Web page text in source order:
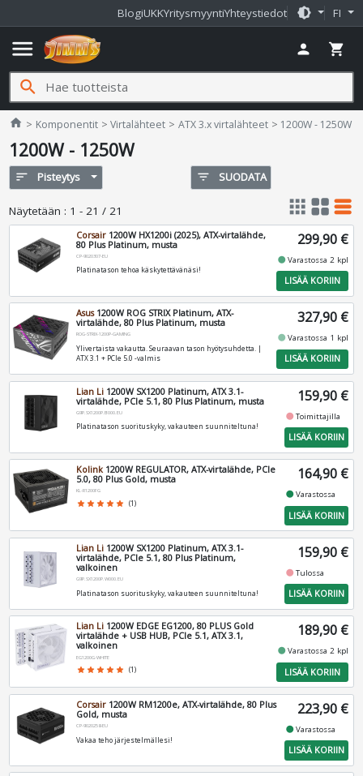
BlogiUKKYritysmyyntiYhteystiedot brightness_medium FI
menu person shopping_cart
search
home Jimms.fi
Komponentit Virtalähteet ATX 3.x virtalähteet 1200W - 1250W
1200W - 1250W
sort Pisteytys filter_list SUODATA
Näytetään : 1 - 21 / 21 apps grid_view table_rows
Corsair 1200W HX1200i (2025), ATX-virtalähde,
80 Plus Platinum, musta
CP-9020307-EU
Platinatason tehoa käskytettävänäsi!
299,90 €
fiber_manual_recordVarastossa 2 kpl
LISÄÄ KORIIN
Asus1200W ROG STRIX Platinum, ATX-
virtalähde, 80 Plus Platinum, musta
ROG-STRIX-1200P-GAMING
Ylivertaista vakautta. Seuraavan tason hyötysuhdetta. |
ATX 3.1 + PCIe 5.0 -valmis
327,90 €
fiber_manual_recordVarastossa 1 kpl
LISÄÄ KORIIN
Lian Li 1200W SX1200 Platinum, ATX 3.1-
virtalähde, PCIe 5.1, 80 Plus Platinum, musta
G9P.SX1200P.B000.EU
Platinatason suorituskyky, vakauteen suunniteltuna!
159,90 €
fiber_manual_recordToimittajilla
LISÄÄ KORIIN
Kolink1200W REGULATOR, ATX-virtalähde, PCIe
5.0, 80 Plus Gold, musta
KL-R1200FG
star star star star star (1)
164,90 €
fiber_manual_recordVarastossa
LISÄÄ KORIIN
Lian Li 1200W SX1200 Platinum, ATX 3.1-
virtalähde, PCIe 5.1, 80 Plus Platinum,
valkoinen
G9P.SX1200P.W000.EU
Platinatason suorituskyky, vakauteen suunniteltuna!
159,90 €
fiber_manual_recordTulossa
LISÄÄ KORIIN
Lian Li 1200W EDGE EG1200, 80 PLUS Gold
virtalähde + USB HUB, PCIe 5.1, ATX 3.1,
valkoinen
EG1200G-WHITE
star star star star star (1)
189,90 €
fiber_manual_recordVarastossa 2 kpl
LISÄÄ KORIIN
Corsair 1200W RM1200e, ATX-virtalähde, 80 Plus
Gold, musta
CP-9020258-EU
Vakaa teho järjestelmällesi!
223,90 €
fiber_manual_recordVarastossa
LISÄÄ KORIIN